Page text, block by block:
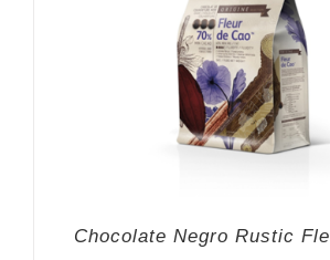
Chocolate Negro Rustic